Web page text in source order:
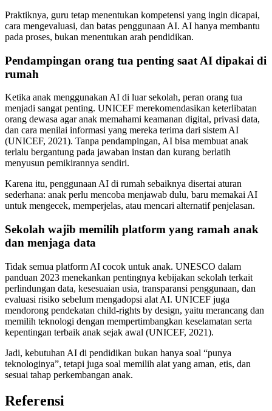
Praktiknya, guru tetap menentukan kompetensi yang ingin dicapai,
cara mengevaluasi, dan batas penggunaan AI. AI hanya membantu
pada proses, bukan menentukan arah pendidikan.
Pendampingan orang tua penting saat AI dipakai di
rumah
Ketika anak menggunakan AI di luar sekolah, peran orang tua
menjadi sangat penting. UNICEF merekomendasikan keterlibatan
orang dewasa agar anak memahami keamanan digital, privasi data,
dan cara menilai informasi yang mereka terima dari sistem AI
(UNICEF, 2021). Tanpa pendampingan, AI bisa membuat anak
terlalu bergantung pada jawaban instan dan kurang berlatih
menyusun pemikirannya sendiri.
Karena itu, penggunaan AI di rumah sebaiknya disertai aturan
sederhana: anak perlu mencoba menjawab dulu, baru memakai AI
untuk mengecek, memperjelas, atau mencari alternatif penjelasan.
Sekolah wajib memilih platform yang ramah anak
dan menjaga data
Tidak semua platform AI cocok untuk anak. UNESCO dalam
panduan 2023 menekankan pentingnya kebijakan sekolah terkait
perlindungan data, kesesuaian usia, transparansi penggunaan, dan
evaluasi risiko sebelum mengadopsi alat AI. UNICEF juga
mendorong pendekatan child-rights by design, yaitu merancang dan
memilih teknologi dengan mempertimbangkan keselamatan serta
kepentingan terbaik anak sejak awal (UNICEF, 2021).
Jadi, kebutuhan AI di pendidikan bukan hanya soal “punya
teknologinya”, tetapi juga soal memilih alat yang aman, etis, dan
sesuai tahap perkembangan anak.
Referensi